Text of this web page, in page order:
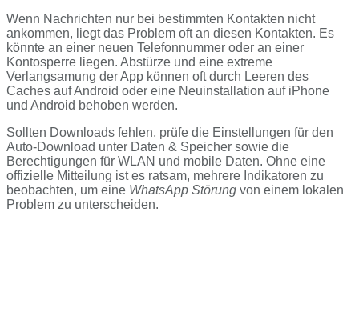
Wenn Nachrichten nur bei bestimmten Kontakten nicht
ankommen, liegt das Problem oft an diesen Kontakten. Es
könnte an einer neuen Telefonnummer oder an einer
Kontosperre liegen. Abstürze und eine extreme
Verlangsamung der App können oft durch Leeren des
Caches auf Android oder eine Neuinstallation auf iPhone
und Android behoben werden.
Sollten Downloads fehlen, prüfe die Einstellungen für den
Auto-Download unter Daten & Speicher sowie die
Berechtigungen für WLAN und mobile Daten. Ohne eine
offizielle Mitteilung ist es ratsam, mehrere Indikatoren zu
beobachten, um eine WhatsApp Störung von einem lokalen
Problem zu unterscheiden.